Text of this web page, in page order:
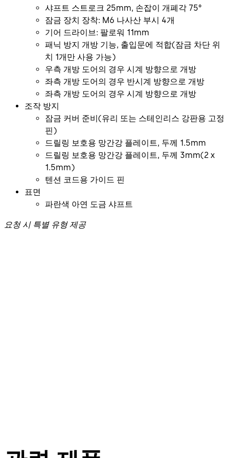
샤프트 스트로크 25mm, 손잡이 개폐각 75°
잠금 장치 장착: M6 나사산 부시 4개
기어 드라이브: 팔로워 11mm
패닉 방지 개방 기능, 출입문에 적합(잠금 차단 위
치 1개만 사용 가능)
우측 개방 도어의 경우 시계 방향으로 개방
좌측 개방 도어의 경우 반시계 방향으로 개방
좌측 개방 도어의 경우 시계 방향으로 개방
조작 방지
잠금 커버 준비(유리 또는 스테인리스 강판용 고정
핀)
드릴링 보호용 망간강 플레이트, 두께 1.5mm
드릴링 보호용 망간강 플레이트, 두께 3mm(2 x
1.5mm)
텐션 코드용 가이드 핀
표면
파란색 아연 도금 샤프트
요청 시 특별 유형 제공